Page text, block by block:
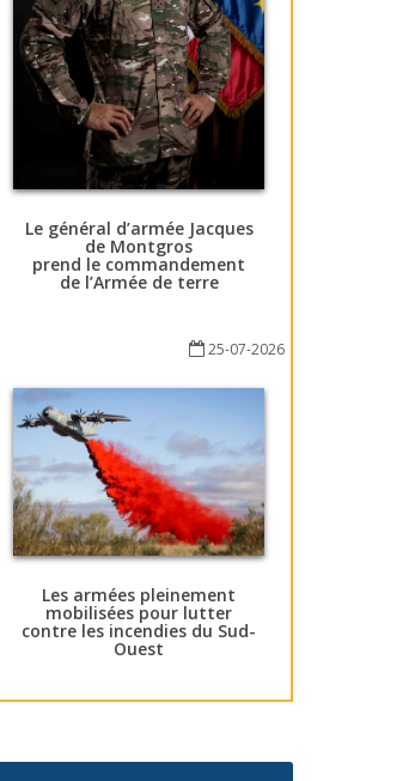
Le général d’armée Jacques
de Montgros
prend le commandement
de l’Armée de terre
25-07-2026
Les armées pleinement
mobilisées pour lutter
contre les incendies du Sud-
Ouest